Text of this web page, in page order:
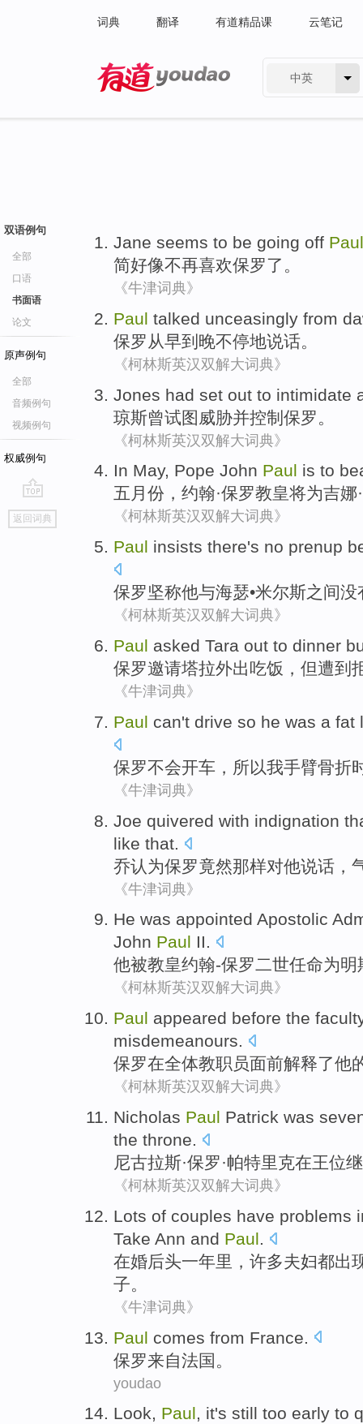
词典 翻译 有道精品课 云笔记
中英
双语例句
全部
口语
书面语
论文
原声例句
全部
音频例句
视频例句
权威例句
go
top
返回词典
Jane seems to be going off Paul
简好像不再喜欢保罗了。
《牛津词典》
Paul talked unceasingly from
保罗 从早到晚不停地说话。
《柯林斯英汉双解大词典》
Jones had set out to intimidate
琼斯曾试图 威胁并控制保罗。
《柯林斯英汉双解大词典》
In May, Pope John Paul is to
五月份 ，约翰·保罗教皇将为吉娜
《柯林斯英汉双解大词典》
Paul insists there's no prenup
保罗坚称他与海瑟•米尔斯之间没
《柯林斯英汉双解大词典》
Paul asked Tara out to dinner
保罗邀请塔拉外出吃饭 ， 但遭到
《牛津词典》
Paul can't drive so he was a fat
保罗不会开车 ， 所以我手臂骨折
《牛津词典》
Joe quivered with indignation
like that
乔认为保罗竟然那样对他说话 ，
《牛津词典》
He was appointed Apostolic
John Paul II.
他被教皇约翰-保罗二世任命为明
《柯林斯英汉双解大词典》
Paul appeared before the
misdemeanours.
保罗在全体教职员面前解释了他
《柯林斯英汉双解大词典》
Nicholas Paul Patrick was
the throne.
尼古拉斯·保罗·帕特里克在王位
《柯林斯英汉双解大词典》
Lots of couples have problems
Take Ann and Paul.
在婚后头一年里 ， 许多夫妇都出
子。
《牛津词典》
Paul comes from France
保罗来自法国 。
youdao
Look, Paul, it's still too early to